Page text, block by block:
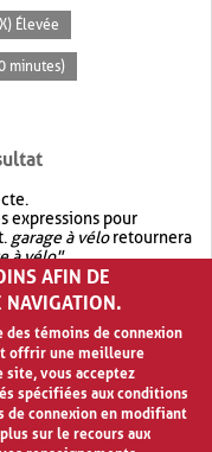
Élevée
minutes)
expressions pour
garage à véloretournera
à vélo".
OR.garage OR vélo
quegarage à vélo
AFIN DE
NAVIGATION.
témoins de connexion
offrir une meilleure
site, vous acceptez
spécifiées aux conditions
de connexion en modifiant
sur le recours aux